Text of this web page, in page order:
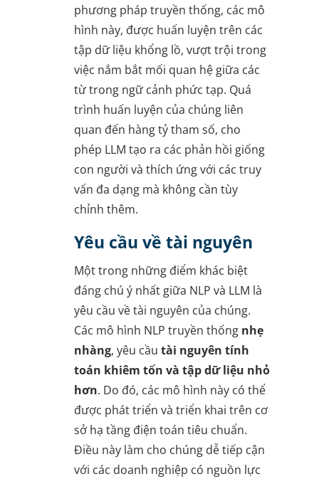
phương pháp truyền thống, các mô
hình này, được huấn luyện trên các
tập dữ liệu khổng lồ, vượt trội trong
việc nắm bắt mối quan hệ giữa các
từ trong ngữ cảnh phức tạp. Quá
trình huấn luyện của chúng liên
quan đến hàng tỷ tham số, cho
phép LLM tạo ra các phản hồi giống
con người và thích ứng với các truy
vấn đa dạng mà không cần tùy
chỉnh thêm.
Yêu cầu về tài nguyên
Một trong những điểm khác biệt
đáng chú ý nhất giữa NLP và LLM là
yêu cầu về tài nguyên của chúng.
Các mô hình NLP truyền thống nhẹ
nhàng, yêu cầu tài nguyên tính
toán khiêm tốn và tập dữ liệu nhỏ
hơn. Do đó, các mô hình này có thể
được phát triển và triển khai trên cơ
sở hạ tầng điện toán tiêu chuẩn.
Điều này làm cho chúng dễ tiếp cận
với các doanh nghiệp có nguồn lực